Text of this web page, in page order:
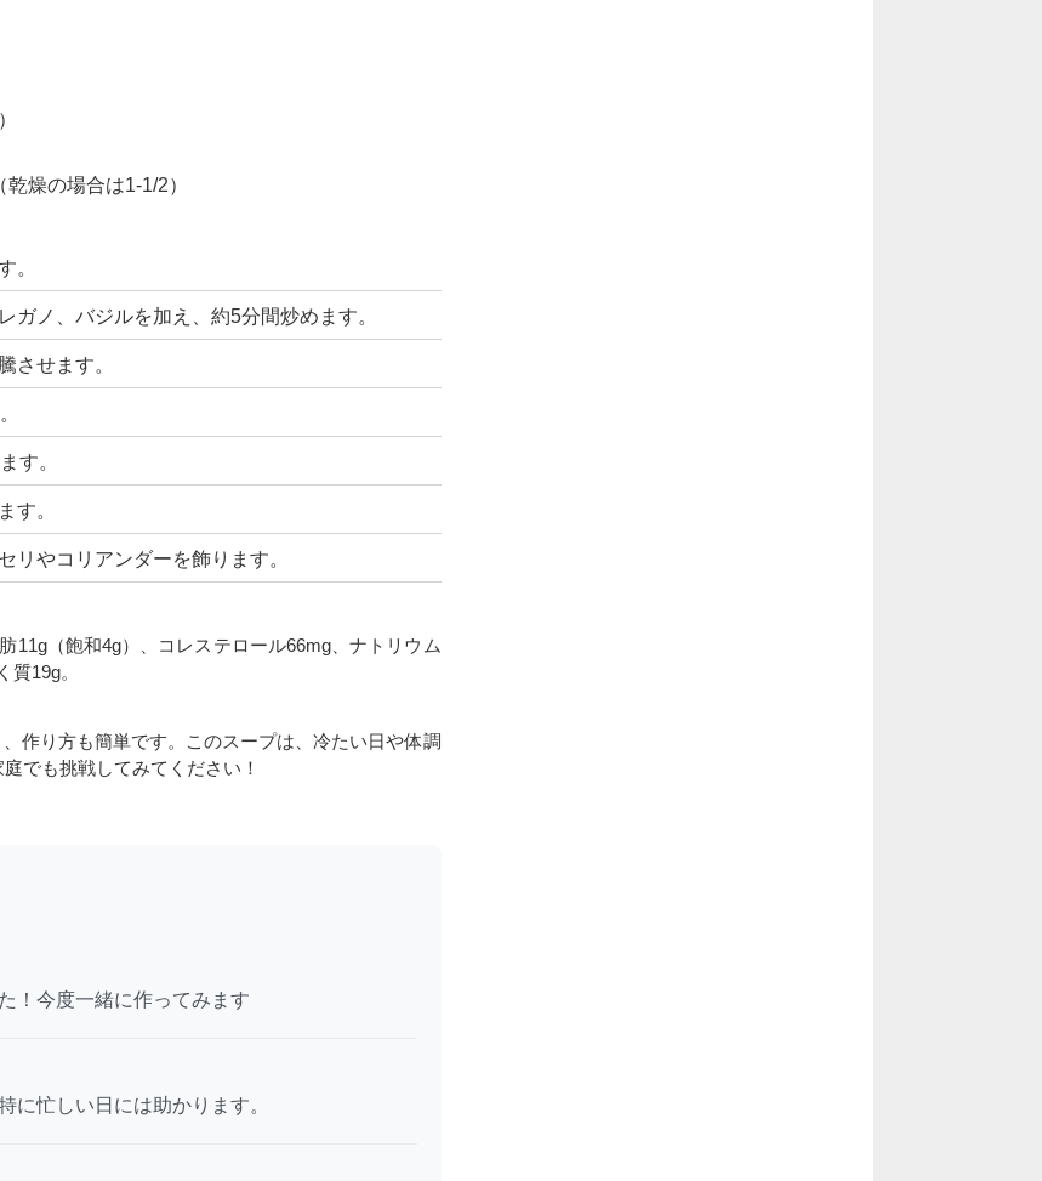
燥の場合は1-1/2）
。
ガノ、バジルを加え、約5分間炒めます。
させます。
す。
す。
リやコリアンダーを飾ります。
11g（飽和4g）、コレステロール66mg、ナトリウム
19g。
作り方も簡単です。このスープは、冷たい日や体調
でも挑戦してみてください！
！今度一緒に作ってみます
に忙しい日には助かります。